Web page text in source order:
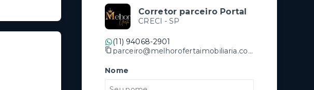
Corretor parceiro Portal
CRECI - SP
(11) 94068-2901
parceiro@melhorofertaimobiliaria.com.br
Nome